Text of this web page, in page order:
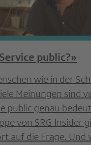
public?»
wie in der
Meinungen sind
public genau
von SRG Insider
auf die Frage. Und